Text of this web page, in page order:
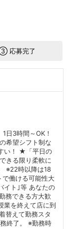
応募完了
日3時間～OK！
希望シフト制な
い！ ★「平日の
きる限り柔軟に
※22時以降は18
働ける可能性大
イト｣等 あなたの
務できる方大歓
を終えて店に到
替えて勤務スタ
終了。 ※勤務時